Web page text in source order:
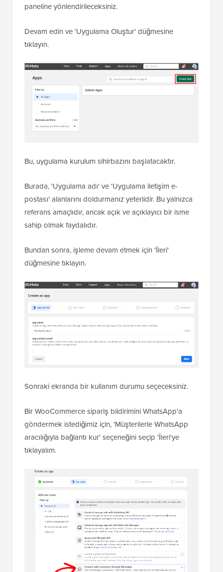
paneline yönlendirileceksiniz.
Devam edin ve 'Uygulama Oluştur' düğmesine
tıklayın.
Bu, uygulama kurulum sihirbazını başlatacaktır.
Burada, 'Uygulama adı' ve 'Uygulama iletişim e-
postası' alanlarını doldurmanız yeterlidir. Bu yalnızca
referans amaçlıdır, ancak açık ve açıklayıcı bir isme
sahip olmak faydalıdır.
Bundan sonra, işleme devam etmek için 'İleri'
düğmesine tıklayın.
Sonraki ekranda bir kullanım durumu seçeceksiniz.
Bir WooCommerce sipariş bildirimini WhatsApp'a
göndermek istediğimiz için, 'Müşterilerle WhatsApp
aracılığıyla bağlantı kur' seçeneğini seçip 'İleri'ye
tıklayalım.